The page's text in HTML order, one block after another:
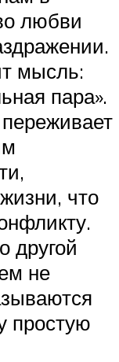
любви
мысль:
пара».
что
другой
не
простую